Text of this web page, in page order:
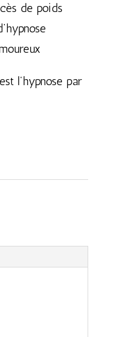
de poids
l’hypnose par